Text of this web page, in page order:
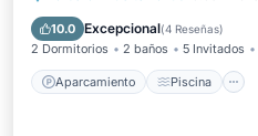
10.0 Excepcional(4 Reseñas)
2 Dormitorios 2 baños 5 Invitados
Aparcamiento Piscina
Balcón/Terraza